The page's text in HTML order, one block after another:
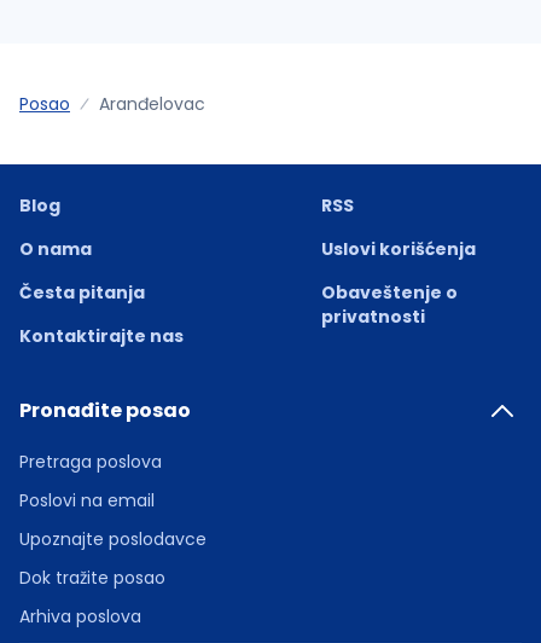
Posao Aranđelovac
Blog
O nama
Česta pitanja
Kontaktirajte nas
RSS
Uslovi korišćenja
Obaveštenje o
privatnosti
Pronađite posao
Pretraga poslova
Poslovi na email
Upoznajte poslodavce
Dok tražite posao
Arhiva poslova